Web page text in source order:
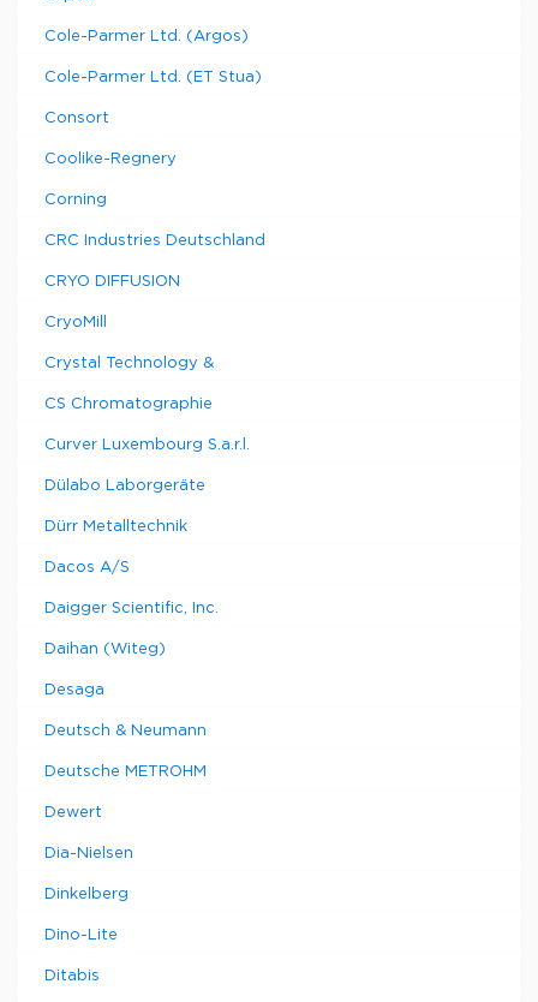
Cole-Parmer Ltd. (Argos)
Cole-Parmer Ltd. (ET Stua)
Consort
Coolike-Regnery
Corning
CRC Industries Deutschland
CRYO DIFFUSION
CryoMill
Crystal Technology &
CS Chromatographie
Curver Luxembourg S.a.r.l.
Dülabo Laborgeräte
Dürr Metalltechnik
Dacos A/S
Daigger Scientific, Inc.
Daihan (Witeg)
Desaga
Deutsch & Neumann
Deutsche METROHM
Dewert
Dia-Nielsen
Dinkelberg
Dino-Lite
Ditabis